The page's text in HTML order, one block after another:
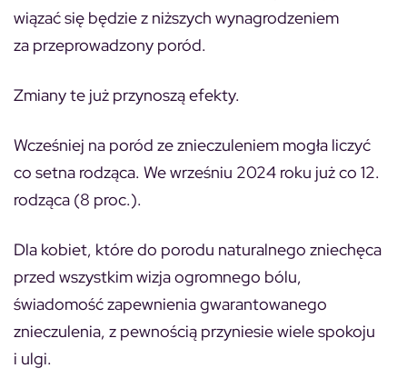
wiązać się będzie z niższych wynagrodzeniem
za przeprowadzony poród.
Zmiany te już przynoszą efekty.
Wcześniej na poród ze znieczuleniem mogła liczyć
co setna rodząca. We wrześniu 2024 roku już co 12.
rodząca (8 proc.).
Dla kobiet, które do porodu naturalnego zniechęca
przed wszystkim wizja ogromnego bólu,
świadomość zapewnienia gwarantowanego
znieczulenia, z pewnością przyniesie wiele spokoju
i ulgi.